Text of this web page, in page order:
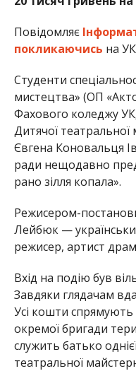
Повідомляє
покликаючись на
Студенти
мистецтва» (ОП
Фахового коледжу
Дитячої театральної
Євгена Коновальця
ради нещодавно
рано зілля копала».
Режисером-
Лейбюк —
режисер, артист
Вхід на подію був
Завдяки глядачам
Усі кошти спрямують
окремої бригади
служить батько
театральної